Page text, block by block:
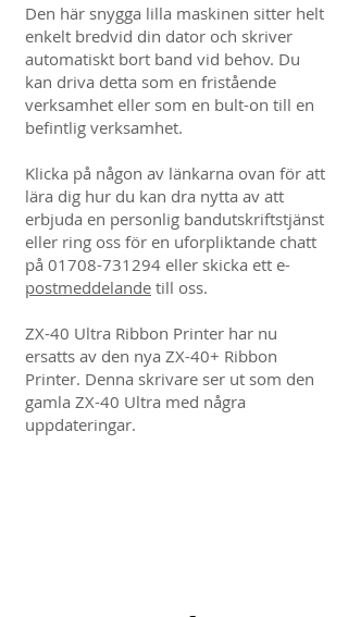
Den här snygga lilla maskinen sitter helt
enkelt bredvid din dator och skriver
automatiskt bort band vid behov. Du
kan driva detta som en fristående
verksamhet eller som en bult-on till en
befintlig verksamhet.
Klicka på någon av länkarna ovan för att
lära dig hur du kan dra nytta av att
erbjuda en personlig bandutskriftstjänst
eller ring oss för en uforpliktande chatt
på 01708-731294 eller skicka ett e-
postmeddelande till oss.
ZX-40 Ultra Ribbon Printer har nu
ersatts av den nya ZX-40+ Ribbon
Printer. Denna skrivare ser ut som den
gamla ZX-40 Ultra med några
uppdateringar.